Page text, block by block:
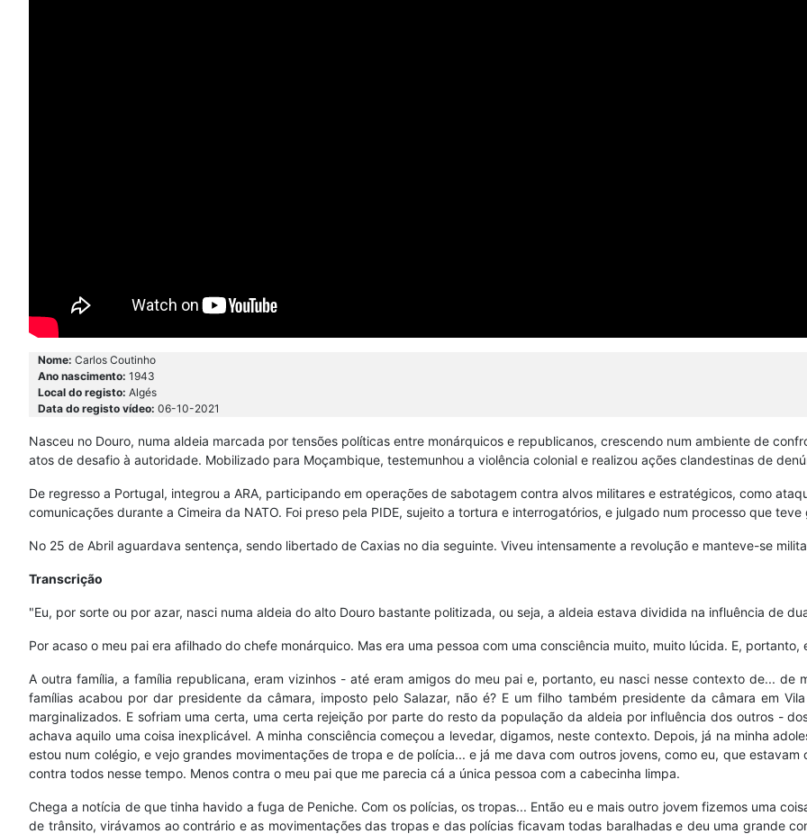
Nome: Carlos Coutinho
Ano nascimento: 1943
Local do registo: Algés
Data do registo vídeo: 06-10-2021
Nasceu no Douro, numa aldeia marcada por tensões políticas entre monárquicos e republicanos, crescendo num ambiente de
atos de desafio à autoridade. Mobilizado para Moçambique, testemunhou a violência colonial e realizou ações clandestinas de
De regresso a Portugal, integrou a ARA, participando em operações de sabotagem contra alvos militares e estratégicos, como
comunicações durante a Cimeira da NATO. Foi preso pela PIDE, sujeito a tortura e interrogatórios, e julgado num processo que
No 25 de Abril aguardava sentença, sendo libertado de Caxias no dia seguinte. Viveu intensamente a revolução e manteve-se
Transcrição
"Eu, por sorte ou por azar, nasci numa aldeia do alto Douro bastante politizada, ou seja, a aldeia estava dividida na influência de
Por acaso o meu pai era afilhado do chefe monárquico. Mas era uma pessoa com uma consciência muito, muito lúcida. E,
A outra família, a família republicana, eram vizinhos - até eram amigos do meu pai e, portanto, eu nasci nesse contexto de... de
famílias acabou por dar presidente da câmara, imposto pelo Salazar, não é? E um filho também presidente da câmara em
marginalizados. E sofriam uma certa, uma certa rejeição por parte do resto da população da aldeia por influência dos outros -
achava aquilo uma coisa inexplicável. A minha consciência começou a levedar, digamos, neste contexto. Depois, já na minha
estou num colégio, e vejo grandes movimentações de tropa e de polícia... e já me dava com outros jovens, como eu, que
contra todos nesse tempo. Menos contra o meu pai que me parecia cá a única pessoa com a cabecinha limpa.
Chega a notícia de que tinha havido a fuga de Peniche. Com os polícias, os tropas... Então eu e mais outro jovem fizemos uma
de trânsito, virávamos ao contrário e as movimentações das tropas e das polícias ficavam todas baralhadas e deu uma grande